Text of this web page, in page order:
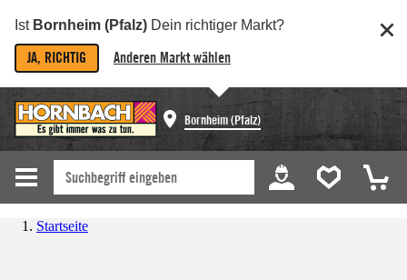
Ist Bornheim (Pfalz) Dein richtiger Markt?
JA, RICHTIG Anderen Markt wählen
Bornheim (Pfalz)
Startseite